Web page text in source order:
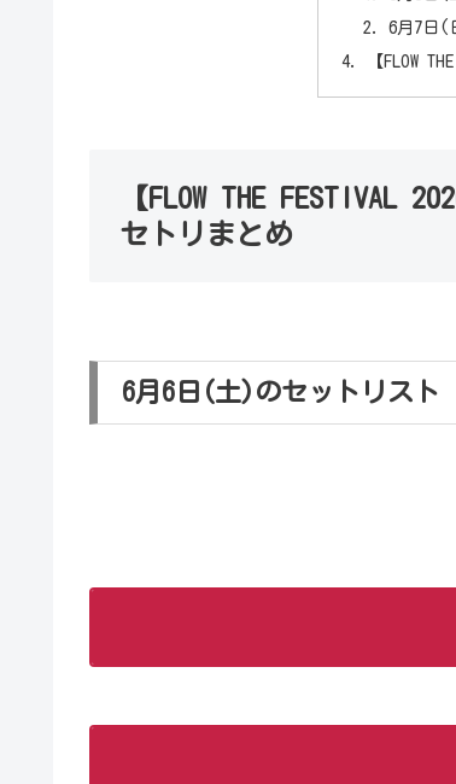
6月7日(
【FLOW
【FLOW THE FESTIVAL
セトリまとめ
6月6日(土)のセットリスト